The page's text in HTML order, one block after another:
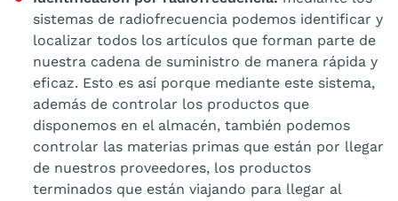
sistemas de radiofrecuencia podemos identificar y
localizar todos los artículos que forman parte de
nuestra cadena de suministro de manera rápida y
eficaz. Esto es así porque mediante este sistema,
además de controlar los productos que
disponemos en el almacén, también podemos
controlar las materias primas que están por llegar
de nuestros proveedores, los productos
terminados que están viajando para llegar al